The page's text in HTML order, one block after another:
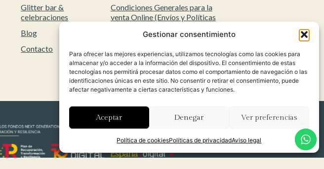
Gestionar consentimiento
Para ofrecer las mejores experiencias, utilizamos tecnologías como las cookies para
almacenar y/o acceder a la información del dispositivo. El consentimiento de estas
tecnologías nos permitirá procesar datos como el comportamiento de navegación o las
identificaciones únicas en este sitio. No consentir o retirar el consentimiento, puede
afectar negativamente a ciertas características y funciones.
Aceptar Denegar Ver preferencias
Política de cookiesPolíticas de privacidadAviso legal
Glitter bar &
celebraciones
Blog
Contacto
Condiciones Generales para la
venta Online (Envíos y Políticas